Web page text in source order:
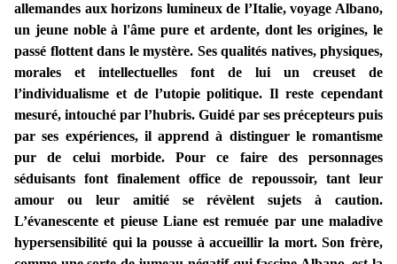
allemandes aux horizons lumineux de l’Italie, voyage Albano,
un jeune noble à l'âme pure et ardente, dont les origines, le
passé flottent dans le mystère. Ses qualités natives, physiques,
morales et intellectuelles font de lui un creuset de
l’individualisme et de l’utopie politique. Il reste cependant
mesuré, intouché par l’hubris. Guidé par ses précepteurs puis
par ses expériences, il apprend à distinguer le romantisme
pur de celui morbide. Pour ce faire des personnages
séduisants font finalement office de repoussoir, tant leur
amour ou leur amitié se révèlent sujets à caution.
L’évanescente et pieuse Liane est remuée par une maladive
hypersensibilité qui la pousse à accueillir la mort. Son frère,